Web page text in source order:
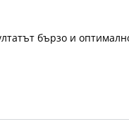
бързо и